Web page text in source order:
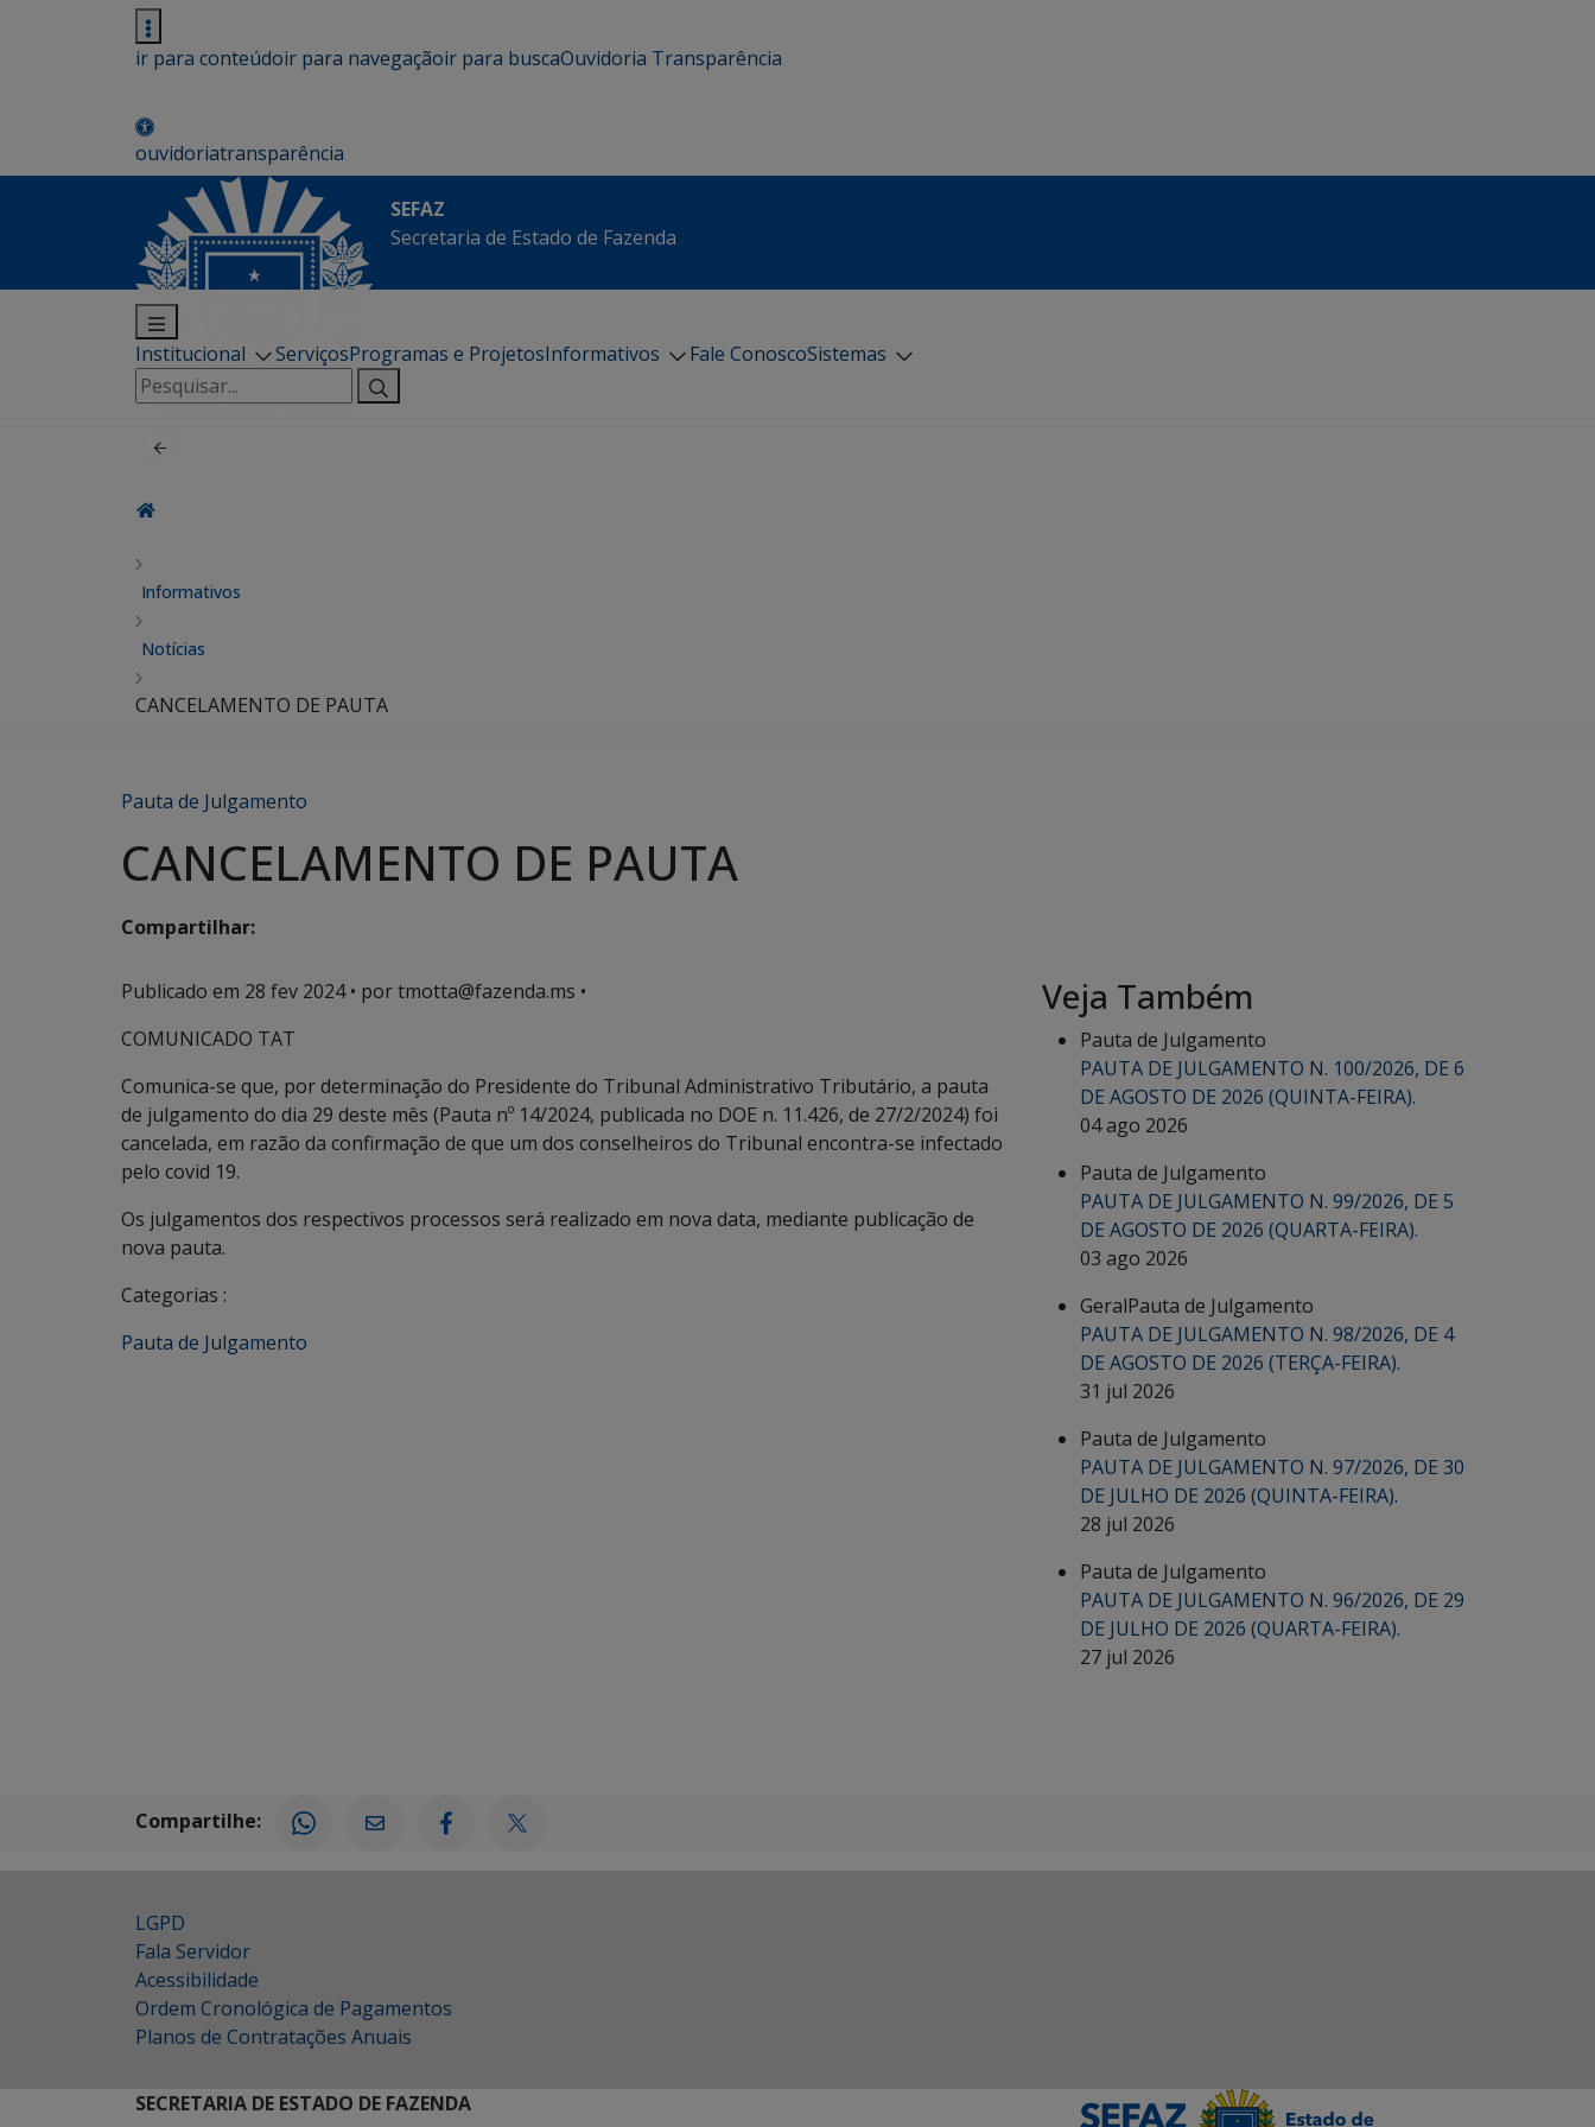
ir para conteúdoir para navegaçãoir para buscaOuvidoria Transparência
ouvidoriatransparência
SEFAZ
Secretaria de Estado de Fazenda
Institucional ServiçosProgramas e ProjetosInformativos Fale ConoscoSistemas
Pesquisar
por:
Informativos
Notícias
CANCELAMENTO DE PAUTA
Pauta de Julgamento
CANCELAMENTO DE PAUTA
Compartilhar:
Publicado em 28 fev 2024• por tmotta@fazenda.ms •
COMUNICADO TAT
Comunica-se que, por determinação do Presidente do Tribunal Administrativo Tributário, a pauta
de julgamento do dia 29 deste mês (Pauta nº 14/2024, publicada no DOE n. 11.426, de 27/2/2024) foi
cancelada, em razão da confirmação de que um dos conselheiros do Tribunal encontra-se infectado
pelo covid 19.
Os julgamentos dos respectivos processos será realizado em nova data, mediante publicação de
nova pauta.
Categorias :
Pauta de Julgamento
Veja Também
Pauta de Julgamento
PAUTA DE JULGAMENTO N. 100/2026, DE 6
DE AGOSTO DE 2026 (QUINTA-FEIRA).
04 ago 2026
Pauta de Julgamento
PAUTA DE JULGAMENTO N. 99/2026, DE 5
DE AGOSTO DE 2026 (QUARTA-FEIRA).
03 ago 2026
GeralPauta de Julgamento
PAUTA DE JULGAMENTO N. 98/2026, DE 4
DE AGOSTO DE 2026 (TERÇA-FEIRA).
31 jul 2026
Pauta de Julgamento
PAUTA DE JULGAMENTO N. 97/2026, DE 30
DE JULHO DE 2026 (QUINTA-FEIRA).
28 jul 2026
Pauta de Julgamento
PAUTA DE JULGAMENTO N. 96/2026, DE 29
DE JULHO DE 2026 (QUARTA-FEIRA).
27 jul 2026
Compartilhe:
LGPD
Fala Servidor
Acessibilidade
Ordem Cronológica de Pagamentos
Planos de Contratações Anuais
SECRETARIA DE ESTADO DE FAZENDA